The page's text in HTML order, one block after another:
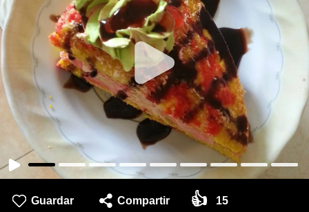
Guardar Compartir 👍 15